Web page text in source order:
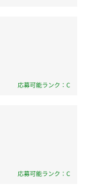
位を付けながら
え方や想いをダ
雇用保険・労災
ラブ活動支
ーション推
29日から1
・女性とも
応募可能ランク：C
応募可能ランク：C